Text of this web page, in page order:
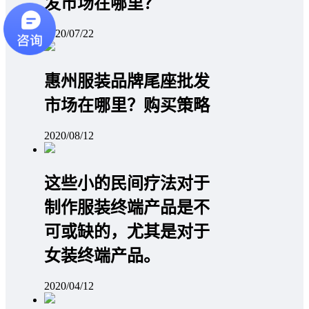
发市场在哪里？
2020/07/22
惠州服装品牌尾座批发
市场在哪里？购买策略
2020/08/12
这些小的民间疗法对于
制作服装终端产品是不
可或缺的，尤其是对于
女装终端产品。
2020/04/12